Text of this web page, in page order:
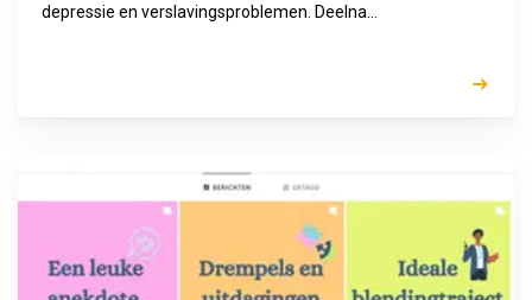
depressie en verslavingsproblemen. Deelna...